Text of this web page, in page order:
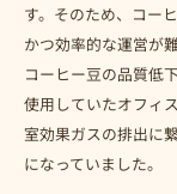
す。そのため、コー
かつ効率的な運営が
コーヒー豆の品質低
使用していたオフィ
室効果ガスの排出に
になっていました。